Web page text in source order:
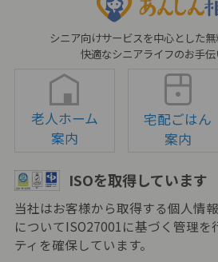
シニア向けサービスを中心とした無
快適なシニアライフのお手伝
老人ホーム
案内
宅配ごはん
案内
ISOを取得しています
当社はお客様から取得する個人情
についてISO27001に基づく管理を
ティを確保しています。